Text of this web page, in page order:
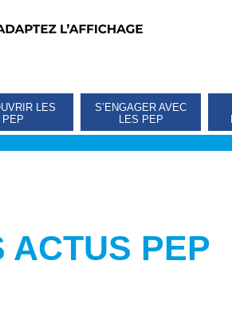
LES
PEP
S’ENGAGER AVEC
LES PEP
ACTUS PEP